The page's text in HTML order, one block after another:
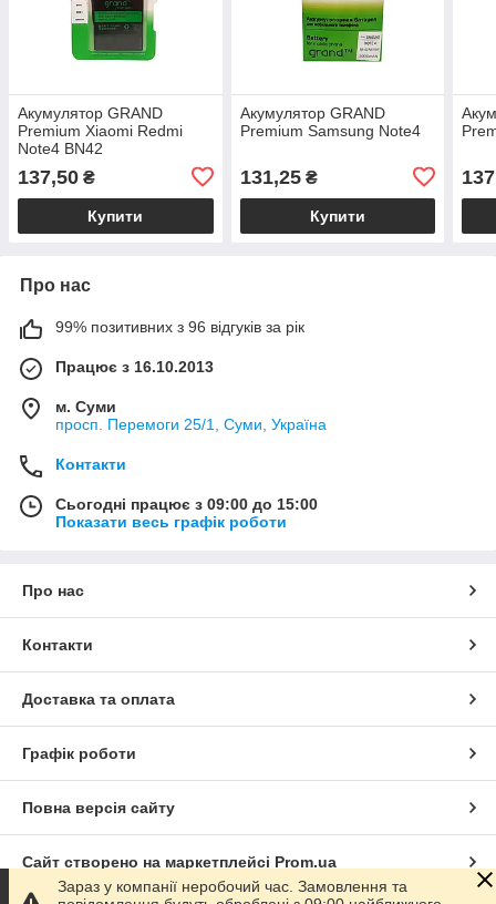
Акумулятор GRAND
Premium Xiaomi Redmi
Note4 BN42
137,50 ₴
Купити
Акумулятор GRAND
Premium Samsung Note4
131,25₴
Купити
Про нас
99% позитивних з 96 відгуків за рік
Працює з 16.10.2013
м. Суми
просп. Перемоги 25/1, Суми, Україна
Контакти
Сьогодні працює з 09:00 до 15:00
Показати весь графік роботи
Про нас
Контакти
Доставка та оплата
Графік роботи
Повна версія сайту
Сайт створено на маркетплейсі Prom.ua
Зараз у компанії неробочий час. Замовлення та